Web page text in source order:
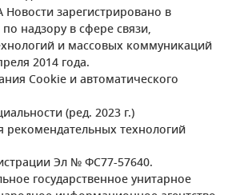
зарегистрировано в
надзору в сфере связи,
и массовых коммуникаций
2014 года.
Cookie и автоматического
(ред. 2023 г.)
технологий
Эл № ФС77-57640.
государственное унитарное